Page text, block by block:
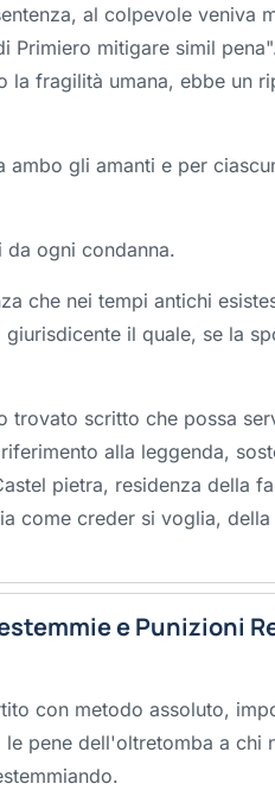
al colpevole veniva
Primiero mitigare simil pena
fragilità umana, ebbe un
ambo gli amanti e per
da ogni condanna.
che nei tempi antichi
il quale, se la
trovato scritto che possa
alla leggenda,
pietra, residenza della
come creder si voglia,
e Punizioni
con metodo assoluto,
pene dell'oltretomba a chi